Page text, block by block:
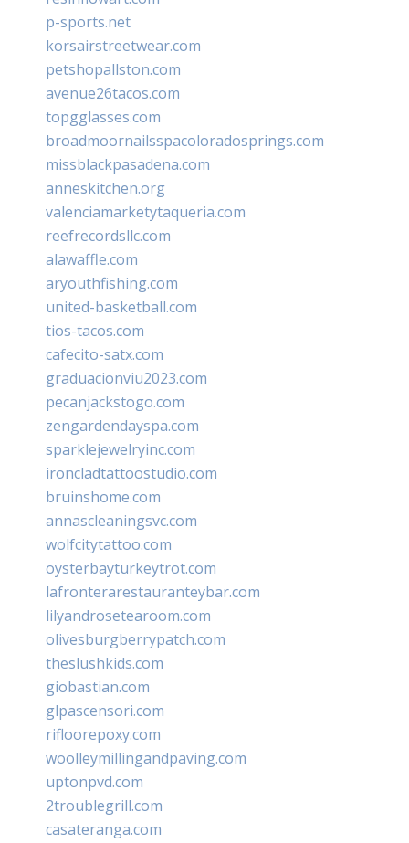
p-sports.net
korsairstreetwear.com
petshopallston.com
avenue26tacos.com
topgglasses.com
broadmoornailsspacoloradosprings.com
missblackpasadena.com
anneskitchen.org
valenciamarketytaqueria.com
reefrecordsllc.com
alawaffle.com
aryouthfishing.com
united-basketball.com
tios-tacos.com
cafecito-satx.com
graduacionviu2023.com
pecanjackstogo.com
zengardendayspa.com
sparklejewelryinc.com
ironcladtattoostudio.com
bruinshome.com
annascleaningsvc.com
wolfcitytattoo.com
oysterbayturkeytrot.com
lafronterarestauranteybar.com
lilyandrosetearoom.com
olivesburgberrypatch.com
theslushkids.com
giobastian.com
glpascensori.com
rifloorepoxy.com
woolleymillingandpaving.com
uptonpvd.com
2troublegrill.com
casateranga.com